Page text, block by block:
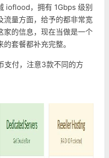
ioflood，拥有 1Gbps 级别
流量方面，给予的都非常宽
家的信息，现在当做是一个
套餐都补充完整。
支付，注意3款不同的方